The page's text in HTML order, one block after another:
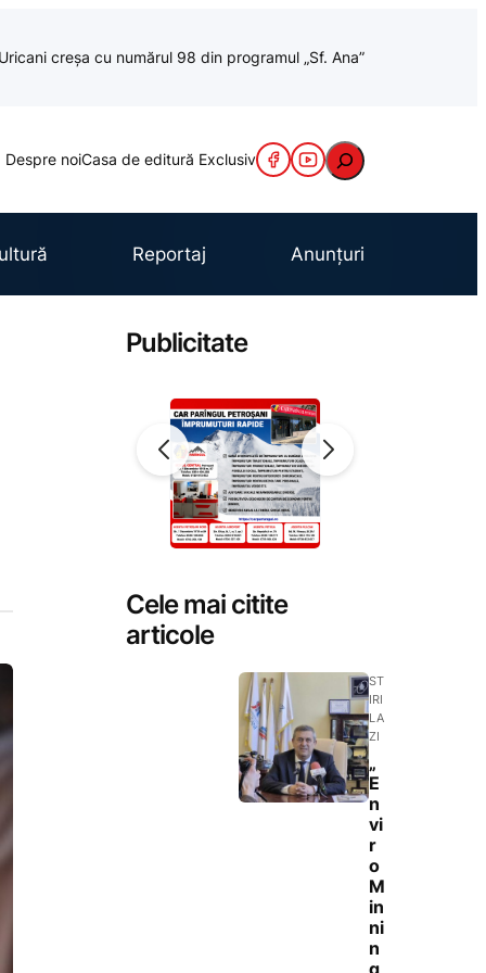
creșa cu numărul 98 din programul „Sf. Ana”
Despre noiCasa de editură Exclusiv Caută
Reportaj Anunțuri
Publicitate
Cele mai citite
articole
ST
IRI
LA
ZI
„
E
n
vi
r
o
M
in
ni
n
g